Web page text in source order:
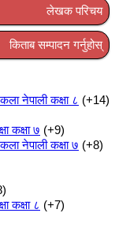
लेखक परिचय
किताब सम्पादन गर्नुहोस्
नेपाली कक्षा ८
+14
कक्षा ७ +9
नेपाली कक्षा ७ +8
कक्षा ८
+7